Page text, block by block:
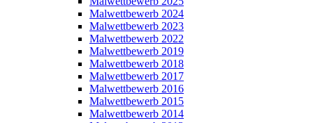
Malwettbewerb 2024
Malwettbewerb 2023
Malwettbewerb 2022
Malwettbewerb 2019
Malwettbewerb 2018
Malwettbewerb 2017
Malwettbewerb 2016
Malwettbewerb 2015
Malwettbewerb 2014